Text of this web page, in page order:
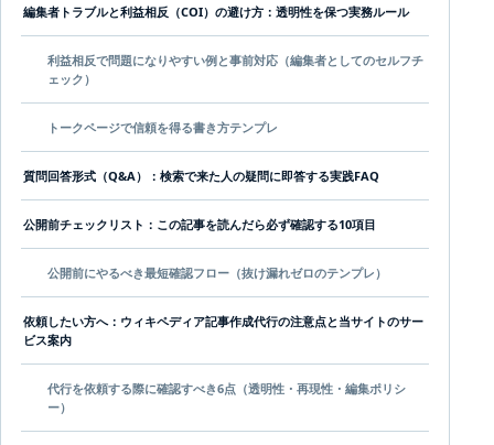
編集者トラブルと利益相反（COI）の避け方：透明性を保つ実務ルール
利益相反で問題になりやすい例と事前対応（編集者としてのセルフチ
ェック）
トークページで信頼を得る書き方テンプレ
質問回答形式（Q&A）：検索で来た人の疑問に即答する実践FAQ
公開前チェックリスト：この記事を読んだら必ず確認する10項目
公開前にやるべき最短確認フロー（抜け漏れゼロのテンプレ）
依頼したい方へ：ウィキペディア記事作成代行の注意点と当サイトのサー
ビス案内
代行を依頼する際に確認すべき6点（透明性・再現性・編集ポリシ
ー）